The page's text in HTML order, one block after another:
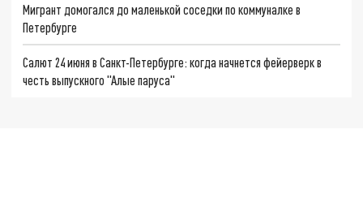
Мигрант домогался до маленькой соседки по коммуналке в
Петербурге
Салют 24 июня в Санкт-Петербурге: когда начнется фейерверк в
честь выпускного "Алые паруса"